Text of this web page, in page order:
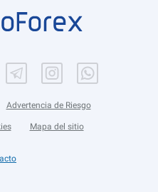
Advertencia de Riesgo
Mapa del sitio